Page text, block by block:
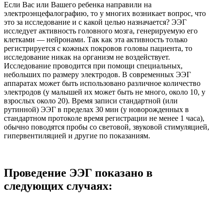
Если Вас или Вашего ребенка направили на
электроэнцефалографию, то у многих возникает вопрос, что
это за исследование и с какой целью назначается? ЭЭГ
исследует активность головного мозга, генерируемую его
клетками — нейронами. Так как эта активность только
регистрируется с кожных покровов головы пациента, то
исследование никак на организм не воздействует.
Исследование проводится при помощи специальных,
небольших по размеру электродов. В современных ЭЭГ
аппаратах может быть использовано различное количество
электродов (у малышей их может быть не много, около 10, у
взрослых около 20). Время записи стандартной (или
рутинной) ЭЭГ в пределах 30 мин (у новорожденных в
стандартном протоколе время регистрации не менее 1 часа),
обычно поводятся пробы со световой, звуковой стимуляцией,
гипервентиляцией и другие по показаниям.
Проведение ЭЭГ показано в
следующих случаях: